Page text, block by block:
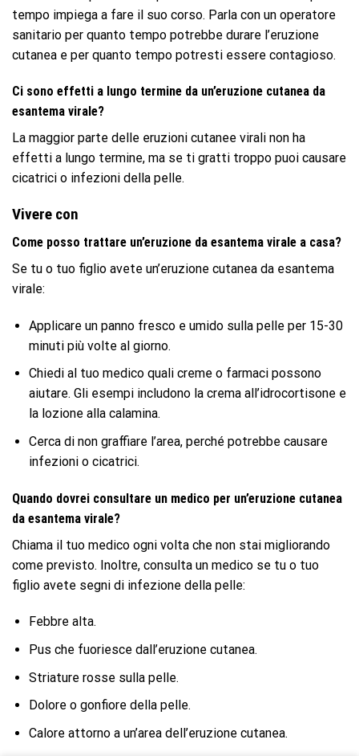
tempo impiega a fare il suo corso. Parla con un operatore
sanitario per quanto tempo potrebbe durare l’eruzione
cutanea e per quanto tempo potresti essere contagioso.
Ci sono effetti a lungo termine da un’eruzione cutanea da
esantema virale?
La maggior parte delle eruzioni cutanee virali non ha
effetti a lungo termine, ma se ti gratti troppo puoi causare
cicatrici o infezioni della pelle.
Vivere con
Come posso trattare un’eruzione da esantema virale a casa?
Se tu o tuo figlio avete un’eruzione cutanea da esantema
virale:
Applicare un panno fresco e umido sulla pelle per 15-30
minuti più volte al giorno.
Chiedi al tuo medico quali creme o farmaci possono
aiutare. Gli esempi includono la crema all’idrocortisone e
la lozione alla calamina.
Cerca di non graffiare l’area, perché potrebbe causare
infezioni o cicatrici.
Quando dovrei consultare un medico per un’eruzione cutanea
da esantema virale?
Chiama il tuo medico ogni volta che non stai migliorando
come previsto. Inoltre, consulta un medico se tu o tuo
figlio avete segni di infezione della pelle:
Febbre alta.
Pus che fuoriesce dall’eruzione cutanea.
Striature rosse sulla pelle.
Dolore o gonfiore della pelle.
Calore attorno a un’area dell’eruzione cutanea.